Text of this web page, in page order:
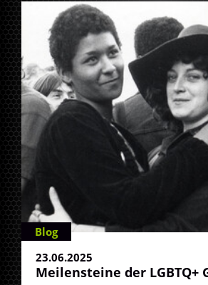
Blog
23.06.2025
Meilensteine der LGBTQ+